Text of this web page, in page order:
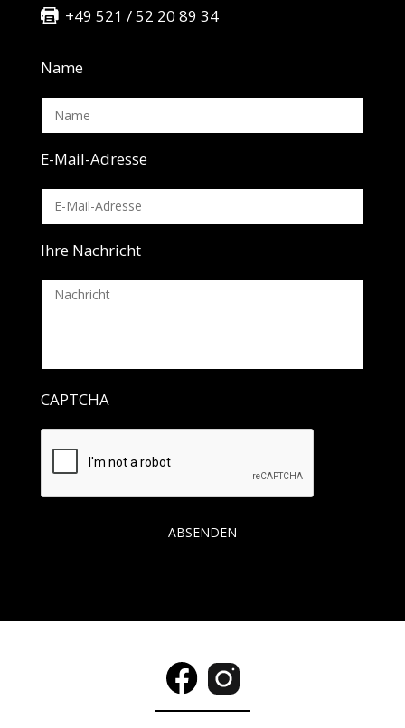
+49 521 / 52 20 89 34
Name
E-Mail-Adresse
Ihre Nachricht
CAPTCHA